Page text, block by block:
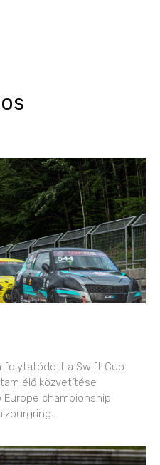
folytatódott a Swift Cup
élő közvetítése
championship